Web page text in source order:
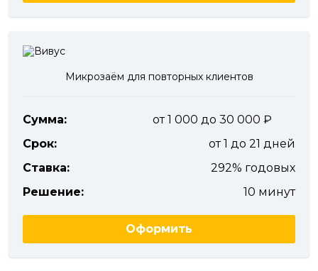
Микрозаём для повторных клиентов
Сумма:
от 1 000 до 30 000
Срок:
от 1 до 21 дней
Ставка:
292% годовых
Решение:
10 минут
Оформить